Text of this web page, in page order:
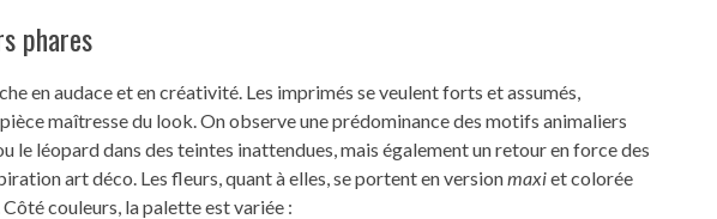
phares
en audace et en créativité. Les imprimés se veulent forts et assumés,
maîtresse du look. On observe une prédominance des motifs animaliers
le léopard dans des teintes inattendues, mais également un retour en force des
art déco. Les fleurs, quant à elles, se portent en versionmaxiet colorée
couleurs, la palette est variée :